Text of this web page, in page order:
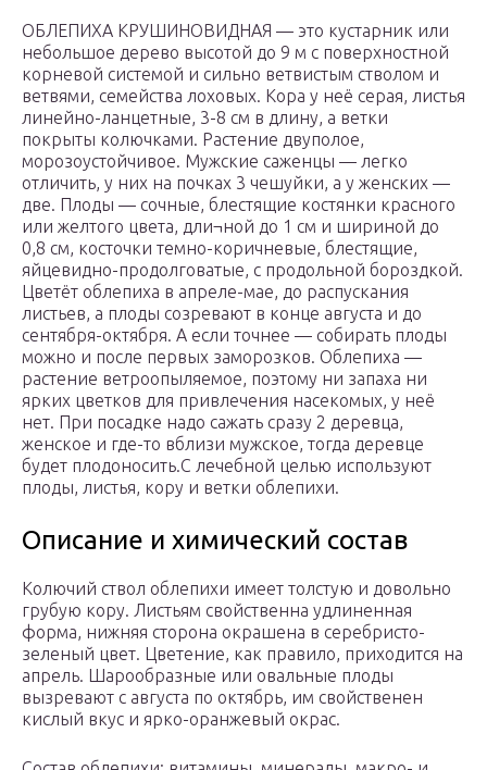
ОБЛЕПИХА КРУШИНОВИДНАЯ — это кустарник или
небольшое дерево высотой до 9 м с поверхностной
корневой системой и сильно ветвистым стволом и
ветвями, семейства лоховых. Кора у неё серая, листья
линейно-ланцетные, 3-8 см в длину, а ветки
покрыты колючками. Растение двуполое,
морозоустойчивое. Мужские саженцы — легко
отличить, у них на почках 3 чешуйки, а у женских —
две. Плоды — сочные, блестящие костянки красного
или желтого цвета, дли¬ной до 1 см и шириной до
0,8 см, косточки темно-коричневые, блестящие,
яйцевидно-продолговатые, с продольной бороздкой.
Цветёт облепиха в апреле-мае, до распускания
листьев, а плоды созревают в конце августа и до
сентября-октября. А если точнее — собирать плоды
можно и после первых заморозков. Облепиха —
растение ветроопыляемое, поэтому ни запаха ни
ярких цветков для привлечения насекомых, у неё
нет. При посадке надо сажать сразу 2 деревца,
женское и где-то вблизи мужское, тогда деревце
будет плодоносить.С лечебной целью используют
плоды, листья, кору и ветки облепихи.
Описание и химический состав
Колючий ствол облепихи имеет толстую и довольно
грубую кору. Листьям свойственна удлиненная
форма, нижняя сторона окрашена в серебристо-
зеленый цвет. Цветение, как правило, приходится на
апрель. Шарообразные или овальные плоды
вызревают с августа по октябрь, им свойственен
кислый вкус и ярко-оранжевый окрас.